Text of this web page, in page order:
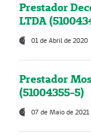
Prestador
LTDA
01 de Abril de 2020
Prestador
(51004355-5)
07 de Maio de 2021